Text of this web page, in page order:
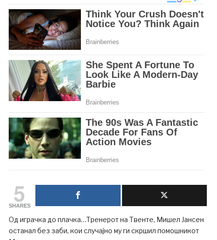
5
SHARES
Од играчка до плачка…Тренерот на Твенте, Мишел Јансен
останал без заби, кои случајно му ги скршил помошникот